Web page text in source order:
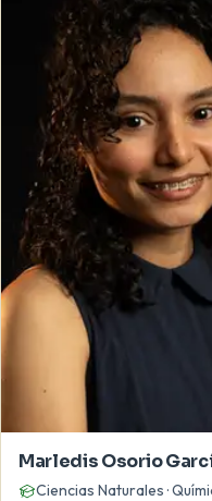
Marledis Osorio
Ciencias Naturales ·